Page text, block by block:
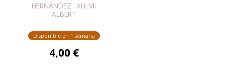
HERNÁNDEZ I XULVI,
ALBERT
Disponible en 1 semana
4,00 €